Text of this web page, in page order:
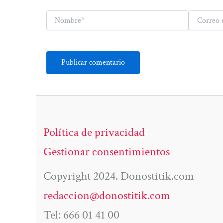
Nombre*
Correo
electrónico*
Política de privacidad
Gestionar consentimientos
Copyright 2024. Donostitik.com
redaccion@donostitik.com
Tel: 666 01 41 00